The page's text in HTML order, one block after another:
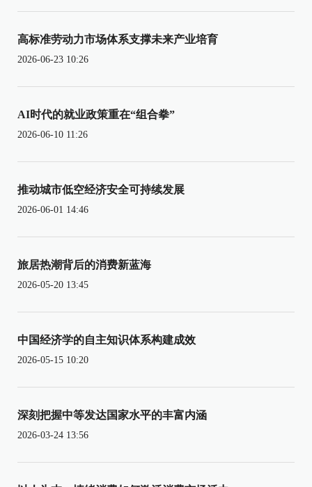
高标准劳动力市场体系支撑未来产业培育
2026-06-23 10:26
AI时代的就业政策重在“组合拳”
2026-06-10 11:26
推动城市低空经济安全可持续发展
2026-06-01 14:46
旅居热潮背后的消费新蓝海
2026-05-20 13:45
中国经济学的自主知识体系构建成效
2026-05-15 10:20
深刻把握中等发达国家水平的丰富内涵
2026-03-24 13:56